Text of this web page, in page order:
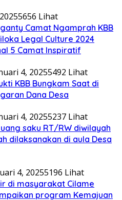
5656 Lihat
Camat Ngamprah KBB
Legal Culture 2024
5 Camat Inspiratif
4, 20255492 Lihat
KBB Bungkam Saat di
Dana Desa
4, 20255237 Lihat
saku RT/RW diwilayah
dilaksanakan di aula Desa
4, 20255196 Lihat
di masyarakat Cilame
program Kemajuan